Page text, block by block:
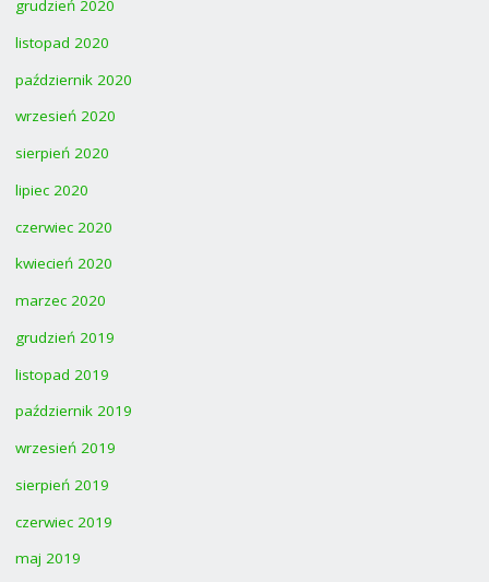
grudzień 2020
listopad 2020
październik 2020
wrzesień 2020
sierpień 2020
lipiec 2020
czerwiec 2020
kwiecień 2020
marzec 2020
grudzień 2019
listopad 2019
październik 2019
wrzesień 2019
sierpień 2019
czerwiec 2019
maj 2019